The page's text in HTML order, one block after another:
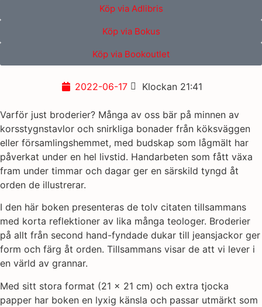
Köp via Adlibris
Köp via Bokus
Köp via Bookoutlet
2022-06-17 Klockan 21:41
Varför just broderier? Många av oss bär på minnen av
korsstygnstavlor och snirkliga bonader från köksväggen
eller församlingshemmet, med budskap som lågmält har
påverkat under en hel livstid. Handarbeten som fått växa
fram under timmar och dagar ger en särskild tyngd åt
orden de illustrerar.
I den här boken presenteras de tolv citaten tillsammans
med korta reflektioner av lika många teologer. Broderier
på allt från second hand-fyndade dukar till jeansjackor ger
form och färg åt orden. Tillsammans visar de att vi lever i
en värld av grannar.
Med sitt stora format (21 x 21 cm) och extra tjocka
papper har boken en lyxig känsla och passar utmärkt som